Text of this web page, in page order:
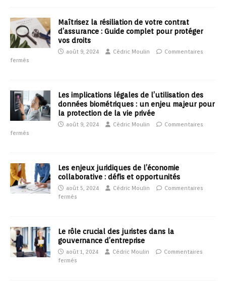
Maîtrisez la résiliation de votre contrat
d’assurance : Guide complet pour protéger
vos droits
août 9, 2024 Cédric Moulin
Commentaires
fermés
Les implications légales de l’utilisation des
données biométriques : un enjeu majeur pour
la protection de la vie privée
août 9, 2024 Cédric Moulin
Commentaires
fermés
Les enjeux juridiques de l’économie
collaborative : défis et opportunités
août 5, 2024 Cédric Moulin
Commentaires
fermés
Le rôle crucial des juristes dans la
gouvernance d’entreprise
août 1, 2024 Cédric Moulin
Commentaires
fermés